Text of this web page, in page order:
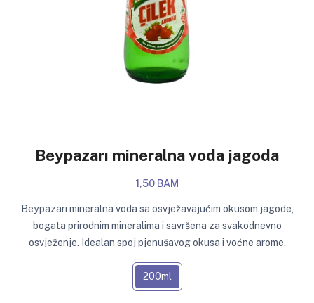
Beypazarı mineralna voda jagoda
1,50 BAM
Beypazarı mineralna voda sa osvježavajućim okusom jagode,
bogata prirodnim mineralima i savršena za svakodnevno
osvježenje. Idealan spoj pjenušavog okusa i voćne arome.
200ml